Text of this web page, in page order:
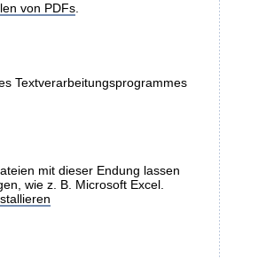
von PDFs.
Textverarbeitungsprogrammes
mit dieser Endung lassen
wie z. B. Microsoft Excel.